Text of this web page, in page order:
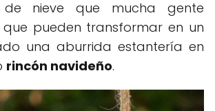
nieve que mucha gente
pueden transformar en un
una aburrida estantería en
rincón navideño.